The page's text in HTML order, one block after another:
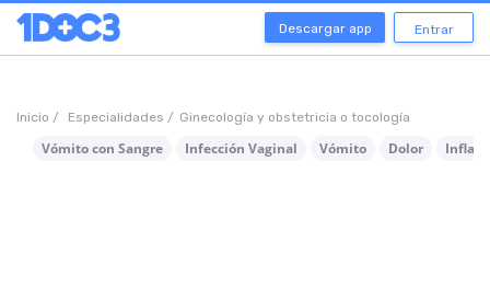
Descargar app Entrar
Inicio / Especialidades / Ginecología y obstetricia o tocología
Vómito con Sangre Infección Vaginal Vómito Dolor